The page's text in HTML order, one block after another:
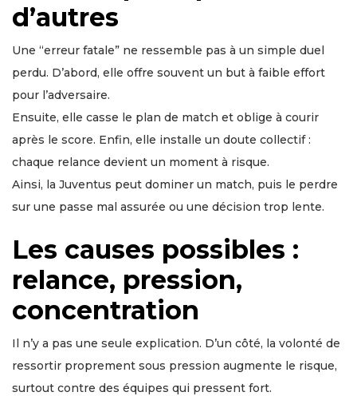
d’autres
Une “erreur fatale” ne ressemble pas à un simple duel
perdu. D’abord, elle offre souvent un but à faible effort
pour l’adversaire.
Ensuite, elle casse le plan de match et oblige à courir
après le score. Enfin, elle installe un doute collectif :
chaque relance devient un moment à risque.
Ainsi, la Juventus peut dominer un match, puis le perdre
sur une passe mal assurée ou une décision trop lente.
Les causes possibles :
relance, pression,
concentration
Il n’y a pas une seule explication. D’un côté, la volonté de
ressortir proprement sous pression augmente le risque,
surtout contre des équipes qui pressent fort.